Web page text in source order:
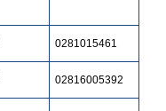
0281015461
02816005392